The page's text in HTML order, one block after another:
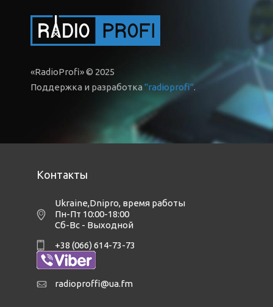
«RadioProfi» © 2025
Поддержка и разработка"radioprofi".
Контакты
Ukraine,Dnipro, время работы
Пн-Пт 10:00-18:00
Сб-Вс - Выходной
+38 (066) 614-73-73
radioproffi@ua.fm